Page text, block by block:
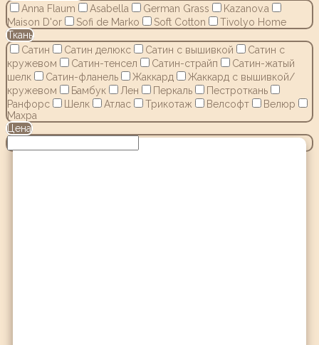
Anna Flaum
Asabella German Grass
Kazanov.a
Maison D'or
Sofi de Marko Soft Cotton
Tivolyo Home
Ткань
Сатин
Сатин делюкс Сатин с вышивкой
Сатин с
кружевом
Сатин-тенсел Сатин-страйп
Сатин-жатый
шелк
Сатин-фланель Жаккард
Жаккард с вышивкой/
кружевом
Бамбук Лен Перкаль
Пестроткань
Ранфорс
Шелк Атлас Трикотаж Велсофт
Велюр
Махра
Цена